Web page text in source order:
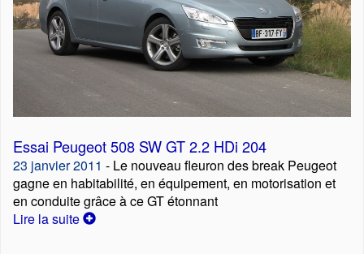
Essai Peugeot 508 SW GT 2.2 HDi 204
23 janvier 2011 - Le nouveau fleuron des break Peugeot
gagne en habitabilité, en équipement, en motorisation et
en conduite grâce à ce GT étonnant
Lire la suite